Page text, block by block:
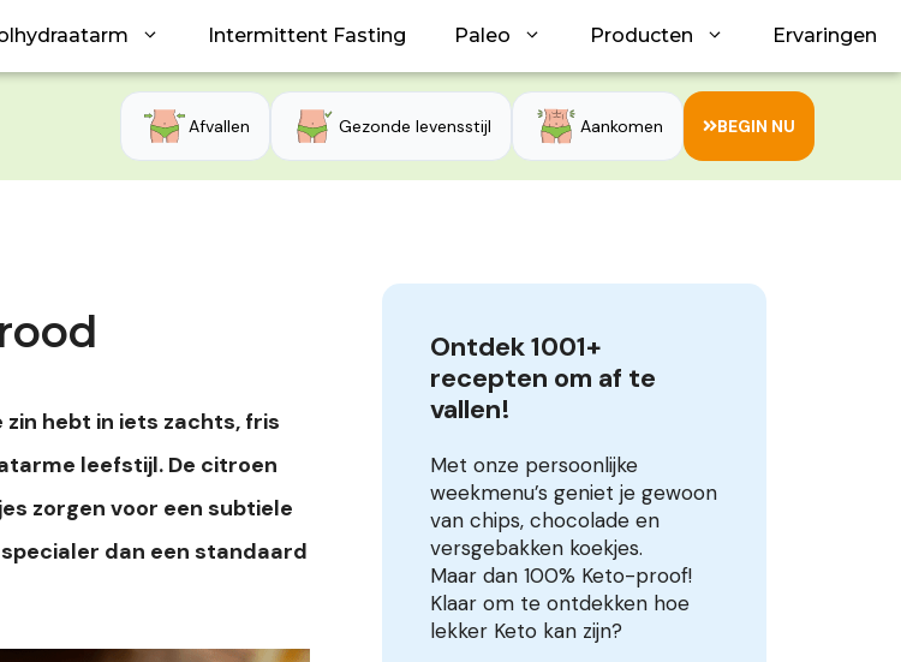
Intermittent Fasting Paleo Producten Ervaringen
Afvallen Gezonde levensstijl Aankomen BEGIN NU
hebt in iets zachts, fris
leefstijl. De citroen
zorgen voor een subtiele
dan een standaard
Ontdek 1001+
recepten om af te
vallen!
Met onze persoonlijke
weekmenu’s geniet je gewoon
van chips, chocolade en
versgebakken koekjes.
Maar dan 100% Keto-proof!
Klaar om te ontdekken hoe
lekker Keto kan zijn?